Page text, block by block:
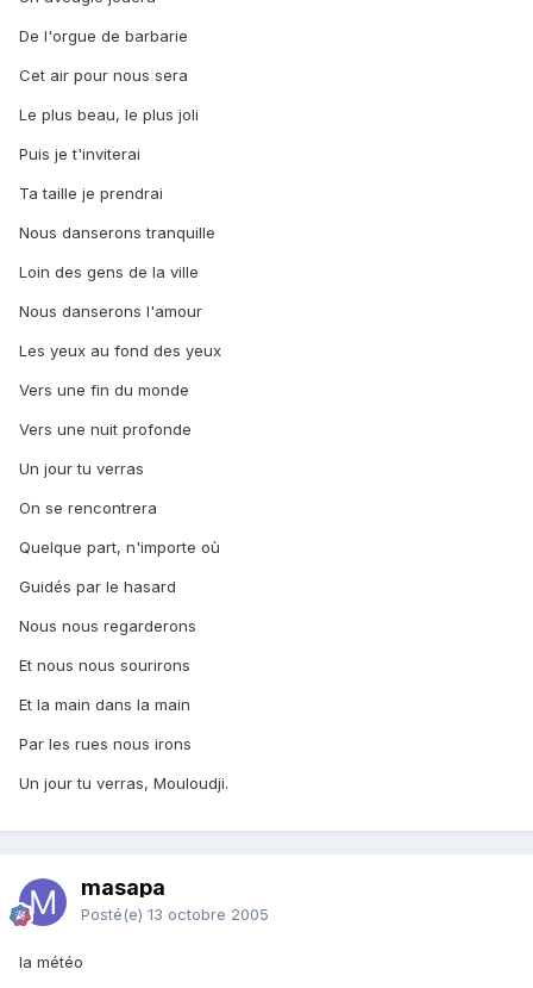
De l'orgue de barbarie
Cet air pour nous sera
Le plus beau, le plus joli
Puis je t'inviterai
Ta taille je prendrai
Nous danserons tranquille
Loin des gens de la ville
Nous danserons l'amour
Les yeux au fond des yeux
Vers une fin du monde
Vers une nuit profonde
Un jour tu verras
On se rencontrera
Quelque part, n'importe où
Guidés par le hasard
Nous nous regarderons
Et nous nous sourirons
Et la main dans la main
Par les rues nous irons
Un jour tu verras, Mouloudji.
masapa
Posté(e) 13 octobre 2005
la météo